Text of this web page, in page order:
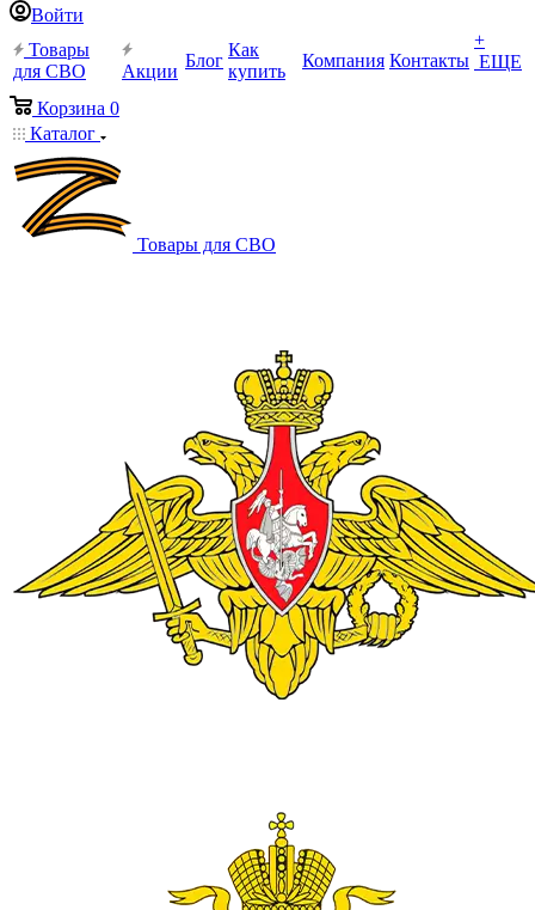
Войти
Товары
для СВО
Акции
Блог
Как
купить
Компания Контакты
+
ЕЩЕ
Корзина 0
Каталог
Товары для СВО